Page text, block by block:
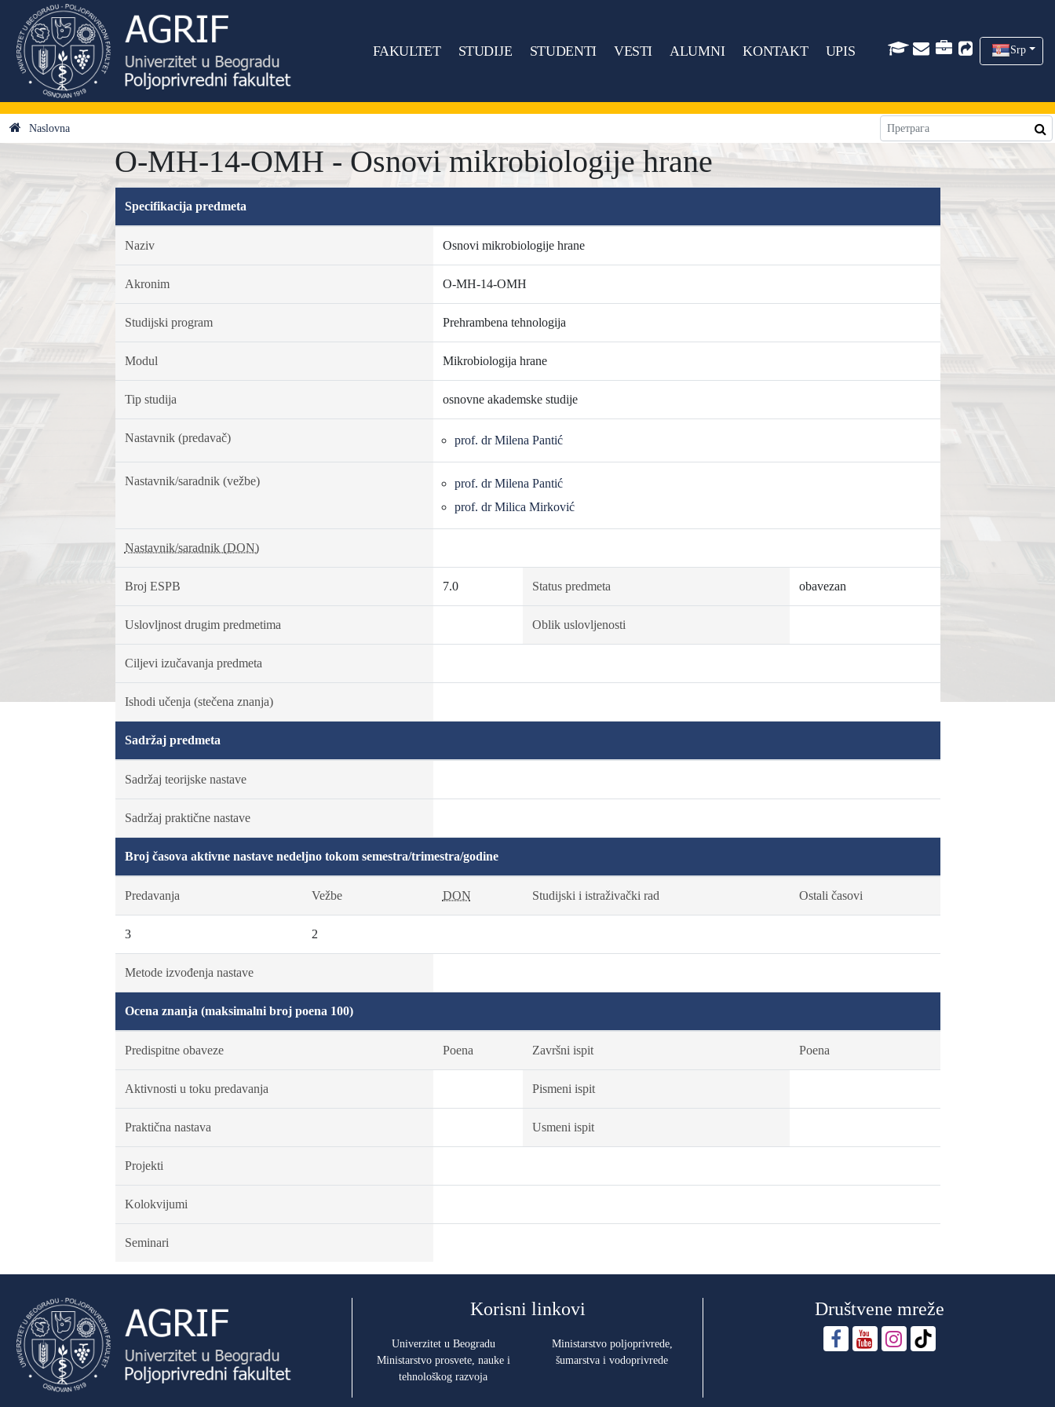
FAKULTET STUDIJE STUDENTI VESTI ALUMNI KONTAKT UPIS Srp
Naslovna
O-MH-14-OMH - Osnovi mikrobiologije hrane
Specifikacija predmeta
Naziv Osnovi mikrobiologije hrane
Akronim O-MH-14-OMH
Studijski program Prehrambena tehnologija
Modul Mikrobiologija hrane
Tip studija osnovne akademske studije
Nastavnik (predavač) prof. dr Milena Pantić
Nastavnik/saradnik (vežbe)
prof. dr Milena Pantić
prof. dr Milica Mirković
Nastavnik/saradnik (DON)
Broj ESPB 7.0 Status predmeta obavezan
Uslovljnost drugim predmetima Oblik uslovljenosti
Ciljevi izučavanja predmeta
Ishodi učenja (stečena znanja)
Sadržaj predmeta
Sadržaj teorijske nastave
Sadržaj praktične nastave
Broj časova aktivne nastave nedeljno tokom semestra/trimestra/godine
Predavanja Vežbe DON Studijski i istraživački rad Ostali časovi
3 2
Metode izvođenja nastave
Ocena znanja (maksimalni broj poena 100)
Predispitne obaveze Poena Završni ispit Poena
Aktivnosti u toku predavanja Pismeni ispit
Praktična nastava Usmeni ispit
Projekti
Kolokvijumi
Seminari
Korisni linkovi
Univerzitet u Beogradu
Ministarstvo prosvete, nauke i
tehnološkog razvoja
Ministarstvo poljoprivrede,
šumarstva i vodoprivrede
Društvene mreže